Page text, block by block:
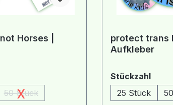
Horses |
50 Stück
(Diese Option ist zurzeit nicht verfügbar.)
x
protect trans
Aufkleber
Stückzahl
25 Stück